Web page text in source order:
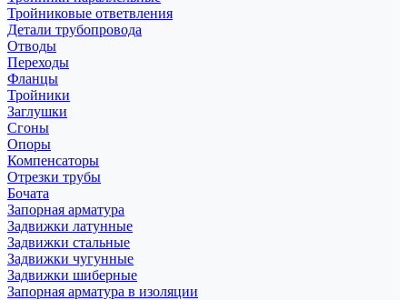
Тройниковые ответвления
Детали трубопровода
Отводы
Переходы
Фланцы
Тройники
Заглушки
Сгоны
Опоры
Компенсаторы
Отрезки трубы
Бочата
Запорная арматура
Задвижки латунные
Задвижки стальные
Задвижки чугунные
Задвижки шиберные
Запорная арматура в изоляции